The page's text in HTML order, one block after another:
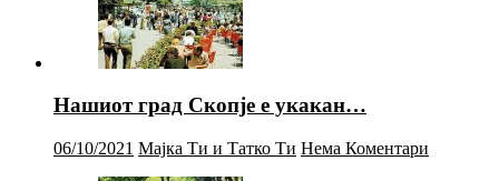
Нашиот град Скопје е укакан…
06/10/2021 Мајка Ти и Татко Ти Нема Коментари